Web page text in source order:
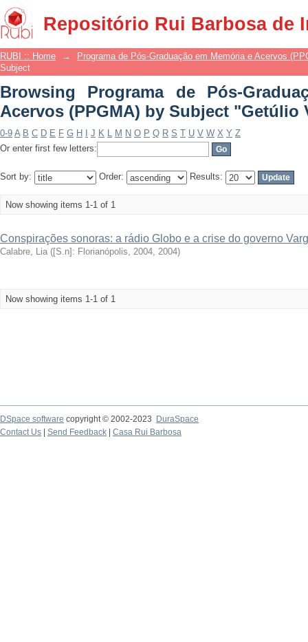
Repositório Rui Barbosa de
Browsing Programa de Pós-
Subject "Getúlio Vargas"
RUBI :: Home →
Programa de Pós-Graduação em Memória e Acervos
Subject
Browsing Programa de Pós-
Acervos (PPGMA) by Subject "Getúlio
0-9 A B C D E F G H J K L M N O P Q R S T U V W X Y Z
Or enter first few letters:
Sort by: Order: Results:
Now showing items 1-1 of 1
Conspirações sonoras: a rádio Globo e a crise do governo
Calabre, Lia ([S.n]: Florianópolis, 2004, 2004)
Now showing items 1-1 of 1
DSpace software copyright © 2002-2023
DuraSpace
Contact Us
Send Feedback Casa Rui Barbosa